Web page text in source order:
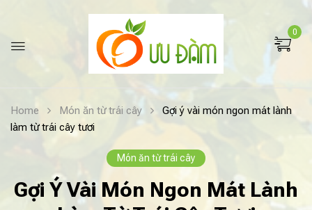
0
Home Món ăn từ trái cây
Gợi ý vài món ngon mát lành
làm từ trái cây tươi
Món ăn từ trái cây
Gợi Ý Vài Món Ngon Mát Lành